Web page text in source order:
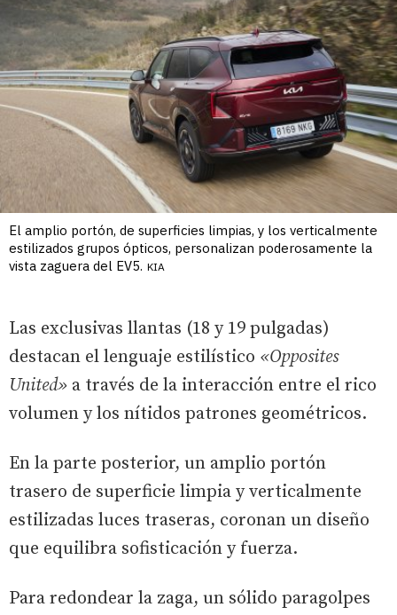
El amplio portón, de superficies limpias, y los verticalmente
estilizados grupos ópticos, personalizan poderosamente la
vista zaguera del EV5. KIA
Las exclusivas llantas (18 y 19 pulgadas)
destacan el lenguaje estilístico «Opposites
United» a través de la interacción entre el rico
volumen y los nítidos patrones geométricos.
En la parte posterior, un amplio portón
trasero de superficie limpia y verticalmente
estilizadas luces traseras, coronan un diseño
que equilibra sofisticación y fuerza.
Para redondear la zaga, un sólido paragolpes